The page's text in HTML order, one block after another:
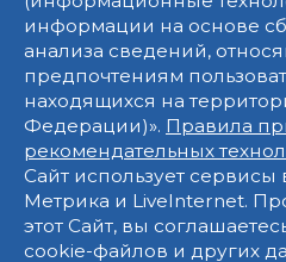
информации на основе
анализа сведений,
предпочтениям
находящихся на
Федерации)». Правила
рекомендательных
Сайт использует
Метрика и LiveInternet.
этот Сайт, вы
cookie-файлов и других